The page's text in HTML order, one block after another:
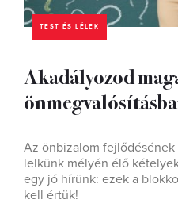
TEST ÉS LÉLEK
Akadályozod
Az önbizalom fejlődésének
lelkünk mélyén élő
egy jó hírünk: ezek a
kell értük!